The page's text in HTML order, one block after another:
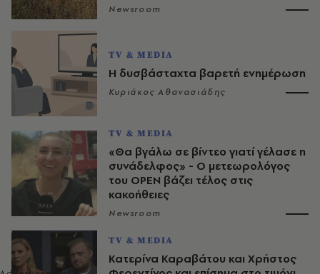
Newsroom
TV & MEDIA
Η δυσβάσταχτα βαρετή ενημέρωση
Κυριάκος Αθανασιάδης
TV & MEDIA
«Θα βγάλω σε βίντεο γιατί γέλασε η
συνάδελφος» - Ο μετεωρολόγος
του OPEN βάζει τέλος στις
κακοήθειες
Newsroom
TV & MEDIA
Κατερίνα Καραβάτου και Χρήστος